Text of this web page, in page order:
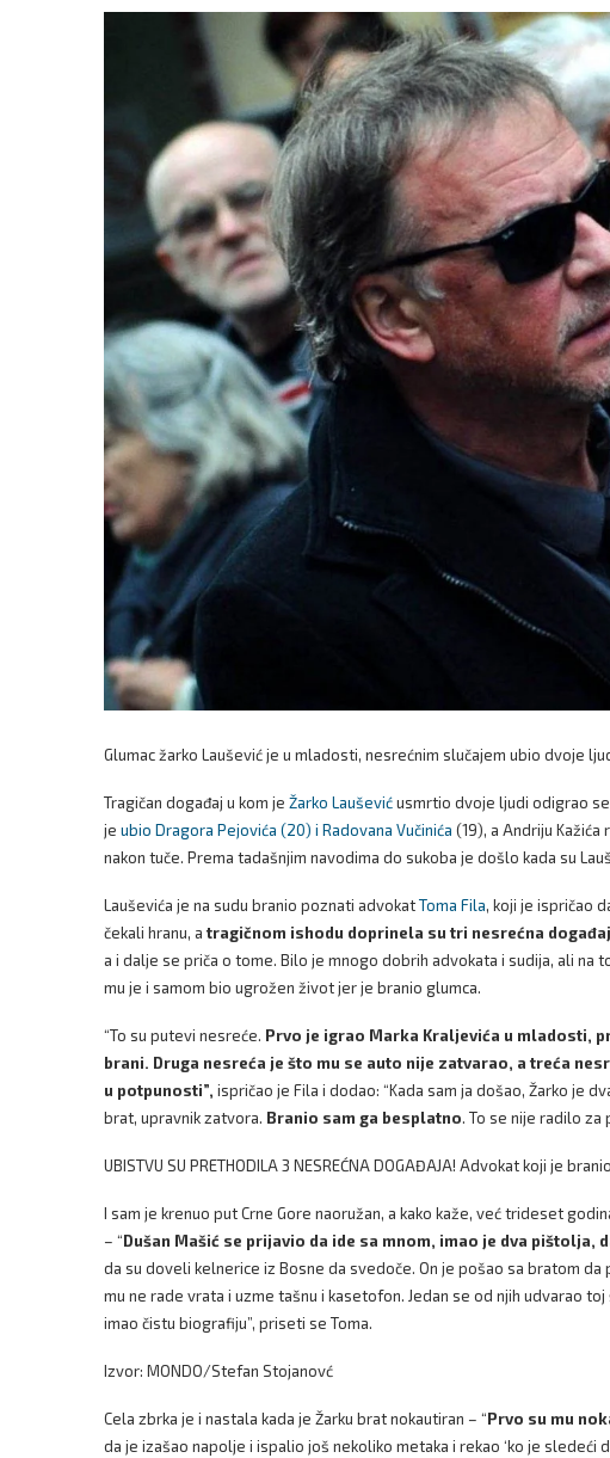
Glumac žarko Laušević je u mladosti, nesrećnim slučajem ubio dvoje
Tragičan događaj u kom je Žarko Lauševićusmrtio dvoje ljudi odigrao se
je ubio Dragora Pejovića (20) i Radovana Vučinića (19), a Andriju
nakon tuče. Prema tadašnjim navodima do sukoba je došlo kada su
Lauševića je na sudu branio poznati advokatToma Fila, koji je ispričao
čekali hranu, atragičnom ishodu doprinela su tri nesrećna
a i dalje se priča o tome. Bilo je mnogo dobrih advokata i sudija, ali na
mu je i samom bio ugrožen život jer je branio glumca.
“To su putevi nesreće. Prvo je igrao Marka Kraljevića u mladosti,
brani. Druga nesreća je što mu se auto nije zatvarao, a treća
u potpunosti”, ispričao je Fila i dodao: “Kada sam ja došao, Žarko je
brat, upravnik zatvora. Branio sam ga besplatno. To se nije radilo za
UBISTVU SU PRETHODILA 3 NESREĆNA DOGAĐAJA! Advokat koji je
I sam je krenuo put Crne Gore naoružan, a kako kaže, već trideset
– “Dušan Mašić se prijavio da ide sa mnom, imao je dva pištolja,
da su doveli kelnerice iz Bosne da svedoče. On je pošao sa bratom
mu ne rade vrata i uzme tašnu i kasetofon. Jedan se od njih udvarao
imao čistu biografiju”, priseti se Toma.
Izvor: MONDO/Stefan Stojanovć
Cela zbrka je i nastala kada je Žarku brat nokautiran – “Prvo su mu
da je izašao napolje i ispalio još nekoliko metaka i rekao ‘ko je sledeći